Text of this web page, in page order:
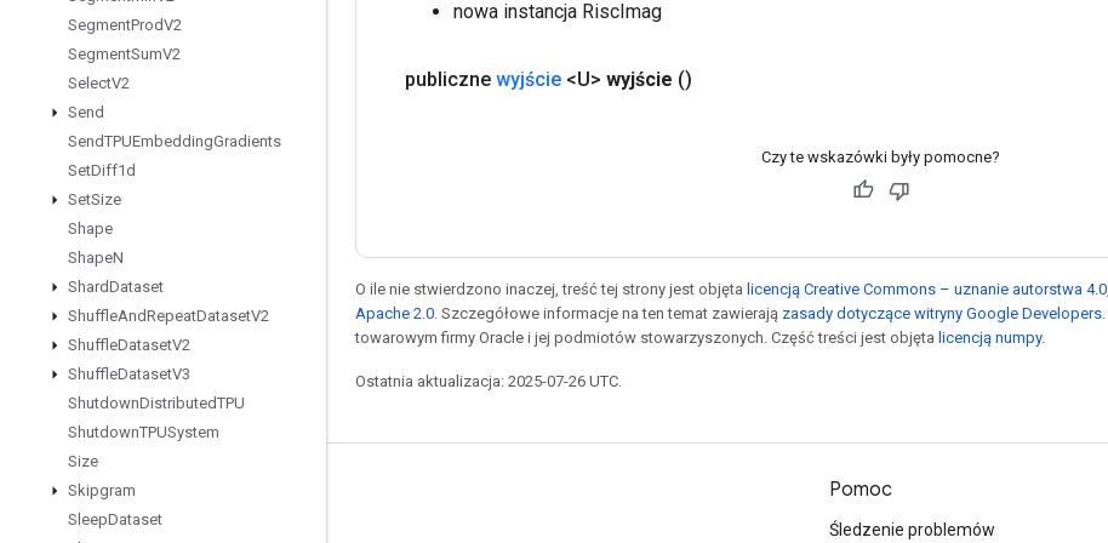
SegmentProdV2
SegmentSumV2
SelectV2
Send
SendTPUEmbeddingGradients
SetDiff1d
SetSize
Shape
ShapeN
ShardDataset
ShuffleAndRepeatDatasetV2
ShuffleDatasetV2
ShuffleDatasetV3
ShutdownDistributedTPU
ShutdownTPUSystem
Size
Skipgram
SleepDataset
nowa instancja RiscImag
publiczne wyjście <U> wyjście ()
Czy te wskazówki były pomocne?
O ile nie stwierdzono inaczej, treść tej strony jest objęta licencją Creative Commons – uznanie autorstwa 4.0
Apache 2.0 . Szczegółowe informacje na ten temat zawierają zasady dotyczące witryny Google Developers
towarowym firmy Oracle i jej podmiotów stowarzyszonych. Część treści jest objęta licencją numpy.
Ostatnia aktualizacja: 2025-07-26 UTC.
Pozostawaj w kontakcie Pomoc
Śledzenie problemów